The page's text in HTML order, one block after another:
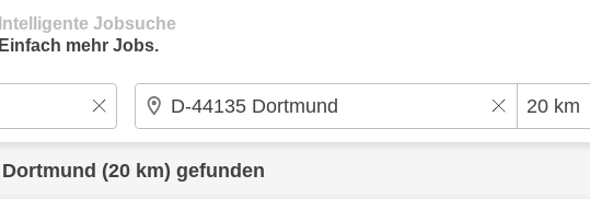
Intelligente Jobsuche
Einfach mehr Jobs.
Dortmund (20 km) gefunden